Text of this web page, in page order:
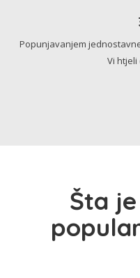
Popunjavanjem
Vi
Šta